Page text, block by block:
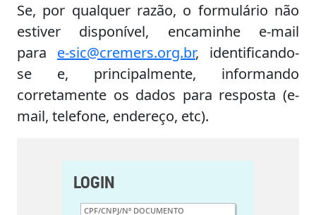
Se, por qualquer razão, o formulário não
estiver disponível, encaminhe e-mail
para e-sic@cremers.org.br, identificando-
se e, principalmente, informando
corretamente os dados para resposta (e-
mail, telefone, endereço, etc).